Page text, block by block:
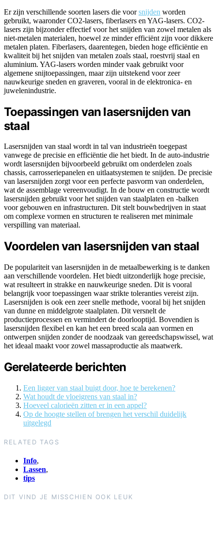
Er zijn verschillende soorten lasers die voorsnijden worden
gebruikt, waaronder CO2-lasers, fiberlasers en YAG-lasers. CO2-
lasers zijn bijzonder effectief voor het snijden van zowel metalen als
niet-metalen materialen, hoewel ze minder efficiënt zijn voor dikkere
metalen platen. Fiberlasers, daarentegen, bieden hoge efficiëntie en
kwaliteit bij het snijden van metalen zoals staal, roestvrij staal en
aluminium. YAG-lasers worden minder vaak gebruikt voor
algemene snijtoepassingen, maar zijn uitstekend voor zeer
nauwkeurige sneden en graveren, vooral in de elektronica- en
juwelenindustrie.
Toepassingen van lasersnijden van
staal
Lasersnijden van staal wordt in tal van industrieën toegepast
vanwege de precisie en efficiëntie die het biedt. In de auto-industrie
wordt lasersnijden bijvoorbeeld gebruikt om onderdelen zoals
chassis, carrosseriepanelen en uitlaatsystemen te snijden. De precisie
van lasersnijden zorgt voor een perfecte pasvorm van onderdelen,
wat de assemblage vereenvoudigt. In de bouw en constructie wordt
lasersnijden gebruikt voor het snijden van staalplaten en -balken
voor gebouwen en infrastructuren. Dit stelt bouwbedrijven in staat
om complexe vormen en structuren te realiseren met minimale
verspilling van materiaal.
Voordelen van lasersnijden van staal
De populariteit van lasersnijden in de metaalbewerking is te danken
aan verschillende voordelen. Het biedt uitzonderlijk hoge precisie,
wat resulteert in strakke en nauwkeurige sneden. Dit is vooral
belangrijk voor toepassingen waar strikte toleranties vereist zijn.
Lasersnijden is ook een zeer snelle methode, vooral bij het snijden
van dunne en middelgrote staalplaten. Dit versnelt de
productieprocessen en vermindert de doorlooptijd. Bovendien is
lasersnijden flexibel en kan het een breed scala aan vormen en
ontwerpen snijden zonder de noodzaak van gereedschapswissel, wat
het ideaal maakt voor zowel massaproductie als maatwerk.
Gerelateerde berichten
Een ligger van staal buigt door, hoe te berekenen?
Wat houdt de vloeigrens van staal in?
Hoeveel calorieën zitten er in een appel?
Op de hoogte stellen of brengen het verschil duidelijk
uitgelegd
RELATED TAGS
Info,
Lassen,
tips
DIT VIND JE MISSCHIEN OOK LEUK